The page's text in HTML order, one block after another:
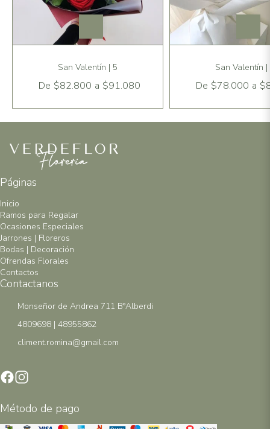
San Valentín | 5
De $82.800 a $91.080
San Valentín |
De $78.000 a
Páginas
Inicio
Ramos para Regalar
Ocasiones Especiales
Jarrones | Floreros
Bodas | Decoración
Ofrendas Florales
Contactos
Contactanos
Monseñor de Andrea 711 B°Alberdi
4809698 | 48955862
climent.romina@gmail.com
Método de pago